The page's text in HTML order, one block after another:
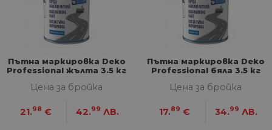
Пътна маркировка Deko
Professional жълта 3.5 кг
Цена за бройка
21.98 € 42.99 ЛВ.
Пътна маркировка Deko
Professional бяла 3.5 кг
Цена за бройка
17.89 € 34.99 ЛВ.